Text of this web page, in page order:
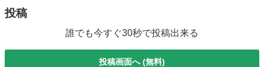
投稿
誰でも今すぐ30秒で投稿出来る
投稿画面へ (無料)